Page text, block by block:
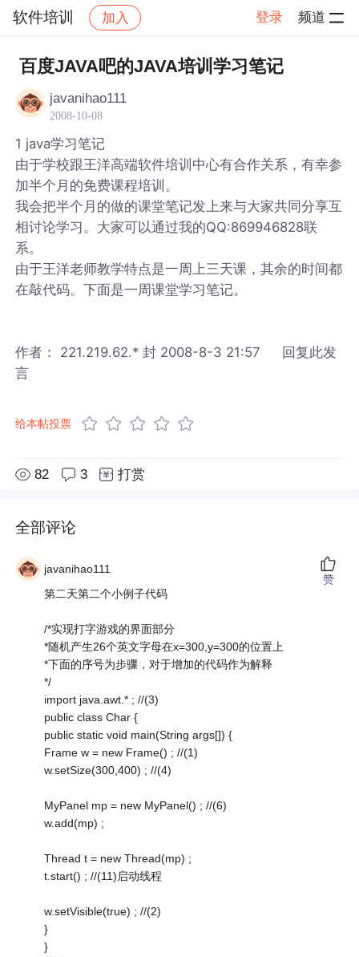
软件培训 加入 登录 频道
社区 软件培训 帖子详情
百度JAVA吧的JAVA培训学习笔记
javanihao111
2008-10-08
1 java学习笔记
由于学校跟王洋高端软件培训中心有合作关系，有幸参
加半个月的免费课程培训。
我会把半个月的做的课堂笔记发上来与大家共同分享互
相讨论学习。大家可以通过我的QQ:869946828联
系。
由于王洋老师教学特点是一周上三天课，其余的时间都
在敲代码。下面是一周课堂学习笔记。
作者： 221.219.62.* 封 2008-8-3 21:57 回复此发
言
给本帖投票
82 3 打赏
全部评论
javanihao111
第二天第二个小例子代码
/*实现打字游戏的界面部分
*随机产生26个英文字母在x=300,y=300的位置上
*下面的序号为步骤，对于增加的代码作为解释
*/
import java.awt.* ; //(3)
public class Char {
public static void main(String args[]) {
Frame w = new Frame() ; //(1)
w.setSize(300,400) ; //(4)
MyPanel mp = new MyPanel() ; //(6)
w.add(mp) ;
Thread t = new Thread(mp) ;
t.start() ; //(11)启动线程
w.setVisible(true) ; //(2)
}
}
赞